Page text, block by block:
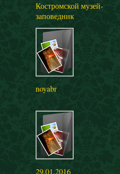
Костромской музей-
заповедник
noyabr
29.01.2016